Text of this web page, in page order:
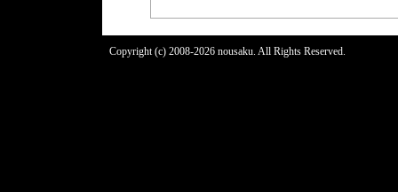
Copyright (c) 2008-2026 nousaku. All Rights Reserved.